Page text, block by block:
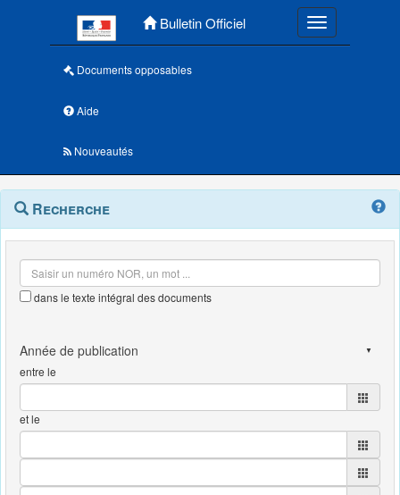
Bulletin Officiel Toggle
Documents opposables
Aide
Nouveautés
Navigation
outils
Menu
contextuel
Recherche
dans le texte intégral des documents
entre le
et le